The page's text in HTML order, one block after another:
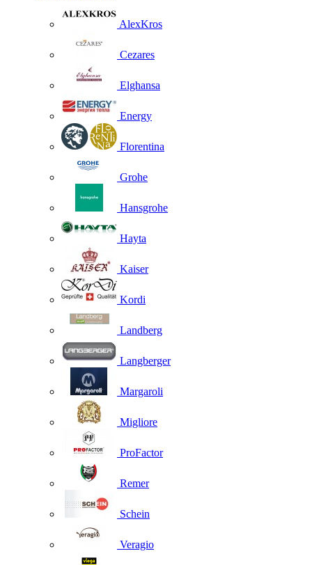
AlexKros
Cezares
Elghansa
Energy
Florentina
Grohe
Hansgrohe
Hayta
Kaiser
Kordi
Landberg
Langberger
Margaroli
Migliore
ProFactor
Remer
Schein
Veragio